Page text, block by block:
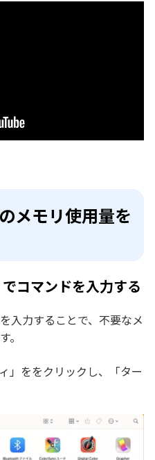
メモリ使用量を
コマンドを入力する
入力することで、不要なメ
。
」ををクリックし、「ター